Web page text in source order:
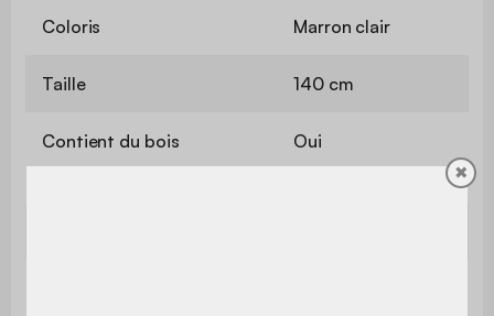
Coloris Marron clair
Taille 140 cm
Contient du bois Oui
✖